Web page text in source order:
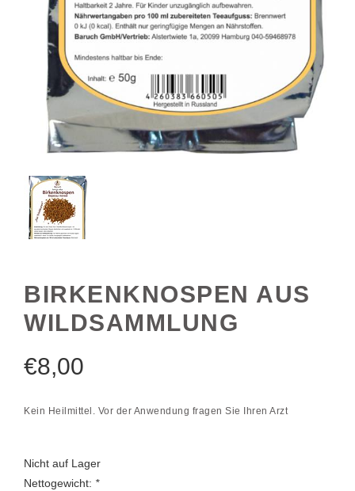
BIRKENKNOSPEN AUS
WILDSAMMLUNG
€8,00
Kein Heilmittel. Vor der Anwendung fragen Sie Ihren Arzt
Nicht auf Lager
Nettogewicht: *